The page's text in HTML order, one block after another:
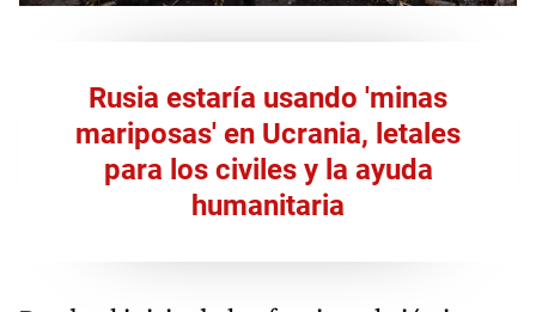
Rusia estaría usando 'minas
mariposas' en Ucrania, letales
para los civiles y la ayuda
humanitaria